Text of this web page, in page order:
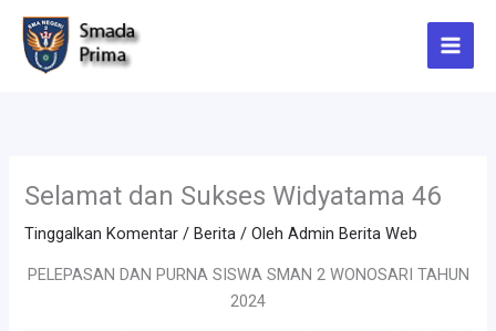
Lewati
konten
Selamat dan Sukses Widyatama 46
Tinggalkan Komentar /Berita / OlehAdmin Berita Web
PELEPASAN DAN PURNA SISWA SMAN 2 WONOSARI TAHUN
2024